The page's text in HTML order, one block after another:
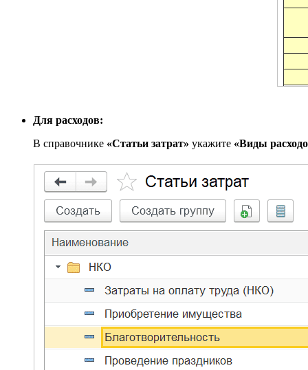
Для расходов:
В справочнике «Статьи затрат» укажите «Виды